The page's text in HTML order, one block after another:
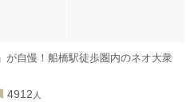
が自慢！船橋駅徒歩圏内のネオ大衆
4912 人